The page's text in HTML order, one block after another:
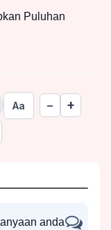
Puluhan
Aa − +
anda